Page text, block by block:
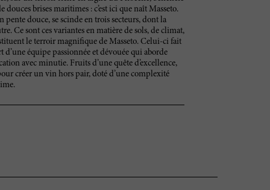
brises maritimes : c’est ici que naît Masseto.
douce, se scinde en trois secteurs, dont la
Ce sont ces variantes en matière de sols, de climat,
le terroir magnifique de Masseto. Celui-ci fait
d’une équipe passionnée et dévouée qui aborde
avec minutie. Fruits d’une quête d’excellence,
créer un vin hors pair, doté d’une complexité